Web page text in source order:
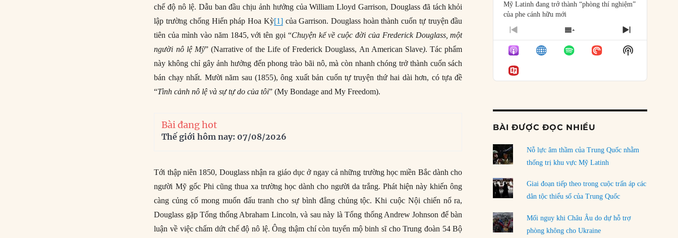
chế độ nô lệ. Dẫu ban đầu chịu ảnh hưởng của William Lloyd Garrison, Douglass đã tách khỏi
lập trường chống Hiến pháp Hoa Kỳ[1]của Garrison. Douglass hoàn thành cuốn tự truyện đầu
tiên của mình vào năm 1845, với tên gọi “Chuyện kể về cuộc đời của Frederick Douglass, một
người nô lệ Mỹ” (Narrative of the Life of Frederick Douglass, An American Slave). Tác phẩm
này không chỉ gây ảnh hưởng đến phong trào bãi nô, mà còn nhanh chóng trở thành cuốn sách
bán chạy nhất. Mười năm sau (1855), ông xuất bản cuốn tự truyện thứ hai dài hơn, có tựa đề
“Tình cảnh nô lệ và sự tự do của tôi” (My Bondage and My Freedom).
Bài đang hot
Thế giới hôm nay: 07/08/2026
Tới thập niên 1850, Douglass nhận ra giáo dục ở ngay cả những trường học miền Bắc dành cho
người Mỹ gốc Phi cũng thua xa trường học dành cho người da trắng. Phát hiện này khiến ông
càng củng cố mong muốn đấu tranh cho sự bình đẳng chủng tộc. Khi cuộc Nội chiến nổ ra,
Douglass gặp Tổng thống Abraham Lincoln, và sau này là Tổng thống Andrew Johnson để bàn
luận về việc chấm dứt chế độ nô lệ. Ông thậm chí còn tuyển mộ binh sĩ cho Trung đoàn 54 Bộ
Mỹ Latinh đang trở thành “phòng thí nghiệm”
của phe cánh hữu mới
04/08/2026
Tại sao Trung Quốc phủ nhận cuộc gặp với
Ngoại trưởng Nhật Bản?
04/08/2026
03/08/2026
Đặt cược vào thất bại: Các quỹ đầu tư mạo
rủi ro
02/08/2026
Làm thế nào để kết thúc Chiến tranh Iran?
01/08/2026
Chiến lược kế tiếp của Bắc Kinh ở Biển Đông
31/07/2026
PREVIOUS
EPISODE
SHOW
EPISODES
LIST
NEXT
EPISODE
Show
Podcast
BÀI ĐƯỢC ĐỌC NHIỀU
Nỗ lực âm thầm của Trung Quốc nhằm
thống trị khu vực Mỹ Latinh
Giai đoạn tiếp theo trong cuộc trấn áp các
dân tộc thiểu số của Trung Quốc
Mối nguy khi Châu Âu do dự hỗ trợ
phòng không cho Ukraine